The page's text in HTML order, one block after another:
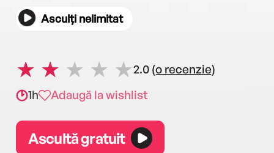
Asculți nelimitat
2.0 (o recenzie)
1h
Adaugă la wishlist
Ascultă gratuit